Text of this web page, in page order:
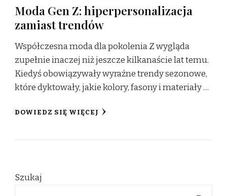
Moda Gen Z: hiperpersonalizacja
zamiast trendów
Współczesna moda dla pokolenia Z wygląda
zupełnie inaczej niż jeszcze kilkanaście lat temu.
Kiedyś obowiązywały wyraźne trendy sezonowe,
które dyktowały, jakie kolory, fasony i materiały …
DOWIEDZ SIĘ WIĘCEJ
Szukaj